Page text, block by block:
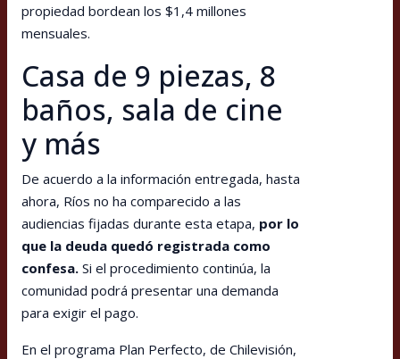
propiedad bordean los $1,4 millones
mensuales.
Casa de 9 piezas, 8
baños, sala de cine
y más
De acuerdo a la información entregada, hasta
ahora, Ríos no ha comparecido a las
audiencias fijadas durante esta etapa, por lo
que la deuda quedó registrada como
confesa. Si el procedimiento continúa, la
comunidad podrá presentar una demanda
para exigir el pago.
En el programa Plan Perfecto, de Chilevisión,